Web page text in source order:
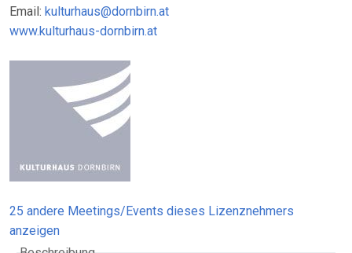
Email: kulturhaus@dornbirn.at
www.kulturhaus-dornbirn.at
25 andere Meetings/Events dieses Lizenznehmers
anzeigen